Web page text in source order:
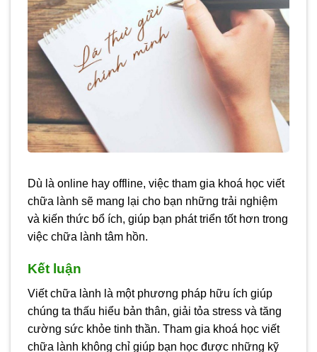
Dù là online hay offline, việc tham gia khoá học viết
chữa lành sẽ mang lại cho bạn những trải nghiệm
và kiến thức bổ ích, giúp bạn phát triển tốt hơn trong
việc chữa lành tâm hồn.
Kết luận
Viết chữa lành là một phương pháp hữu ích giúp
chúng ta thấu hiểu bản thân, giải tỏa stress và tăng
cường sức khỏe tinh thần. Tham gia khoá học viết
chữa lành không chỉ giúp bạn học được những kỹ